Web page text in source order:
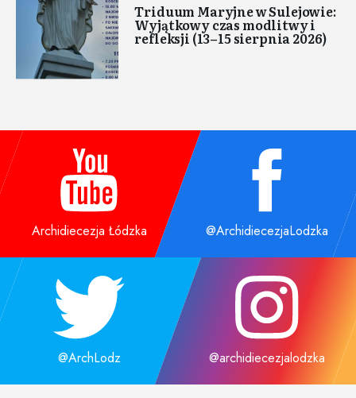
Triduum Maryjne w Sulejowie:
Wyjątkowy czas modlitwy i
refleksji (13–15 sierpnia 2026)
Archidiecezja Łódzka @ArchidiecezjaLodzka
@ArchLodz @archidiecezjalodzka